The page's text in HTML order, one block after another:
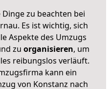
zu beachten bei
Es ist wichtig, sich
Aspekte des Umzugs
zu organisieren, um
reibungslos verläuft.
kann ein
von Konstanz nach